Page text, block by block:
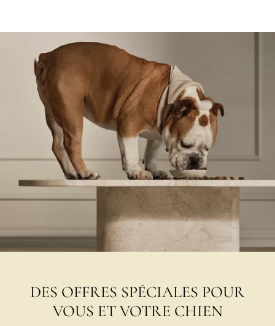
DES OFFRES SPÉCIALES POUR
VOUS ET VOTRE CHIEN